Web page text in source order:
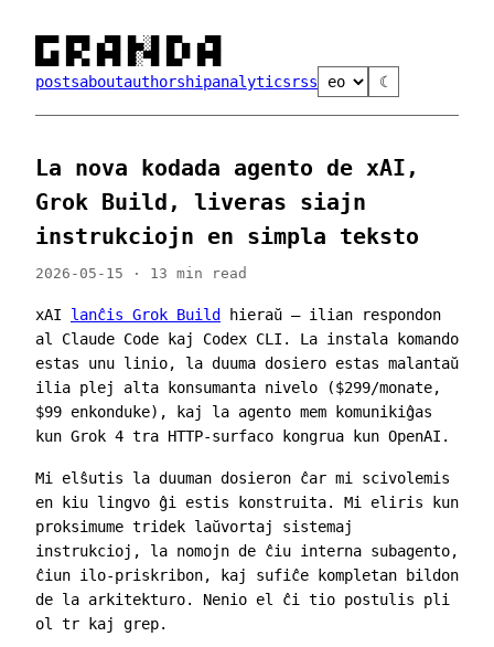
█▀▀ █▀█ ▄▀█ █▄░█ █▀▄ ▄▀█
█▄█ █▀▄ █▀█ █░▀█ █▄▀ █▀█
postsaboutauthorshipanalyticsrss ☾
La nova kodada agento de xAI,
Grok Build, liveras siajn
instrukciojn en simpla teksto
2026-05-15 · 13 min read
xAI lanĉis Grok Build
hieraŭ — ilian respondon
al Claude Code kaj Codex CLI. La instala komando
estas unu linio, la duuma dosiero estas malantaŭ
ilia plej alta konsumanta nivelo ($299/monate,
$99 enkonduke), kaj la agento mem komunikiĝas
kun Grok 4 tra HTTP-surfaco kongrua kun OpenAI.
Mi elŝutis la duuman dosieron ĉar mi scivolemis
en kiu lingvo ĝi estis konstruita. Mi eliris kun
proksimume tridek laŭvortaj sistemaj
instrukcioj, la nomojn de ĉiu interna subagento,
ĉiun ilo-priskribon, kaj sufiĉe kompletan bildon
de la arkitekturo. Nenio el ĉi tio postulis pli
ol tr kaj grep.